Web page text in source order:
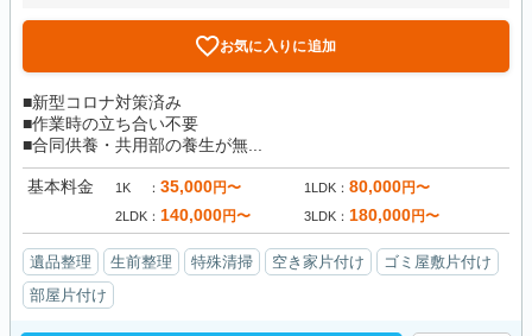
お気に入りに追加
■新型コロナ対策済み
■作業時の立ち合い不要
■合同供養・共用部の養生が無...
基本料金 1K 35,000円〜 1LDK 80,000円〜
2LDK 140,000円〜 3LDK 180,000円〜
遺品整理 生前整理 特殊清掃 空き家片付け
ゴミ屋敷片付け
部屋片付け